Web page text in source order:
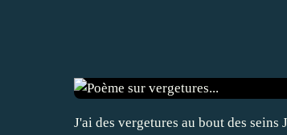
J'ai des vergetures au bout des seins